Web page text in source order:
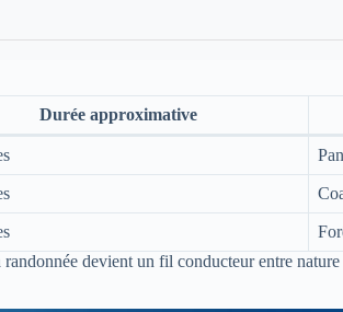
Durée approximative
devient un fil conducteur entre nature